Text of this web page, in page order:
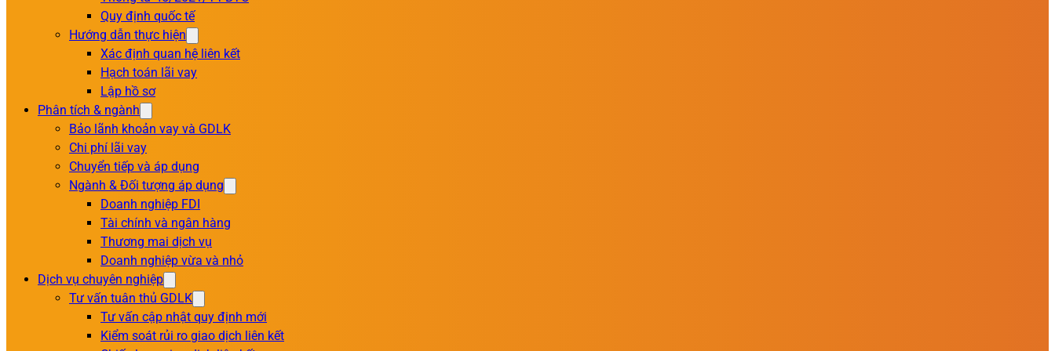
Quy định quốc tế
Hướng dẫn thực hiện
Xác định quan hệ liên kết
Hạch toán lãi vay
Lập hồ sơ
Phân tích & ngành
Bảo lãnh khoản vay và GDLK
Chi phí lãi vay
Chuyển tiếp và áp dụng
Ngành & Đối tượng áp dụng
Doanh nghiệp FDI
Tài chính và ngân hàng
Thương mai dịch vụ
Doanh nghiệp vừa và nhỏ
Dịch vụ chuyên nghiệp
Tư vấn tuân thủ GDLK
Tư vấn cập nhật quy định mới
Kiểm soát rủi ro giao dịch liên kết